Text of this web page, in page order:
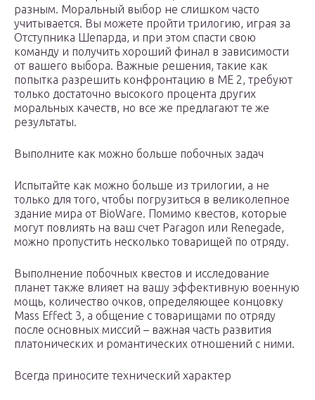
разным. Моральный выбор не слишком часто
учитывается. Вы можете пройти трилогию, играя за
Отступника Шепарда, и при этом спасти свою
команду и получить хороший финал в зависимости
от вашего выбора. Важные решения, такие как
попытка разрешить конфронтацию в ME 2, требуют
только достаточно высокого процента других
моральных качеств, но все же предлагают те же
результаты.
Выполните как можно больше побочных задач
Испытайте как можно больше из трилогии, а не
только для того, чтобы погрузиться в великолепное
здание мира от BioWare. Помимо квестов, которые
могут повлиять на ваш счет Paragon или Renegade,
можно пропустить несколько товарищей по отряду.
Выполнение побочных квестов и исследование
планет также влияет на вашу эффективную военную
мощь, количество очков, определяющее концовку
Mass Effect 3, а общение с товарищами по отряду
после основных миссий – важная часть развития
платонических и романтических отношений с ними.
Всегда приносите технический характер